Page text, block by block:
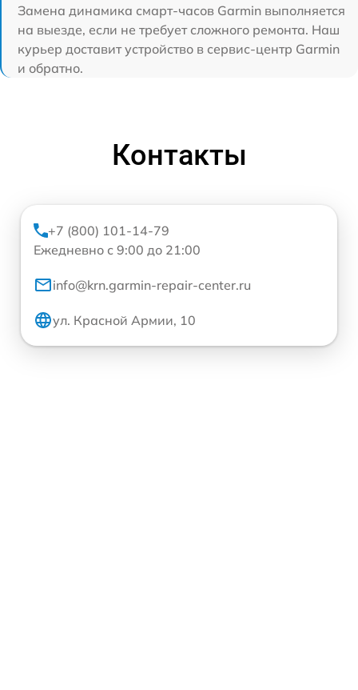
Замена динамика смарт-часов Garmin выполняется
на выезде, если не требует сложного ремонта. Наш
курьер доставит устройство в сервис-центр Garmin
и обратно.
Контакты
+7 (800) 101-14-79
Ежедневно с 9:00 до 21:00
info@krn.garmin-repair-center.ru
ул. Красной Армии, 10